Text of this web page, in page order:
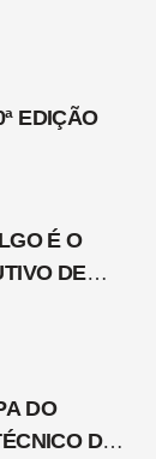
EDIÇÃO
É O
DE
DO
DA